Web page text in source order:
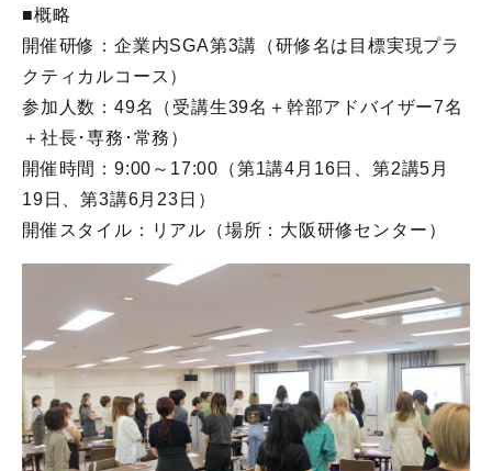
■概略
開催研修：企業内SGA第3講（研修名は目標実現プラ
クティカルコース）
参加人数：49名（受講生39名＋幹部アドバイザー7名
＋社長･専務･常務）
開催時間：9:00～17:00（第1講4月16日、第2講5月
19日、第3講6月23日）
開催スタイル：リアル（場所：大阪研修センター）